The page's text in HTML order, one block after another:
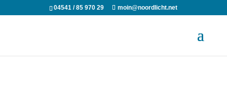
04541 / 85 970 29 moin@noordlicht.net